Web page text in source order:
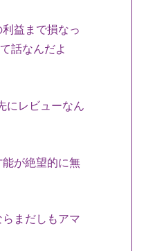
益まで損なっ
話なんだよ
にレビューなん
が絶望的に無
まだしもアマ